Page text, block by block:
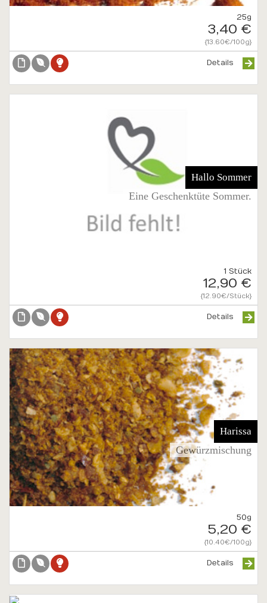
25g
3,40 €
{13.60€/100g}
Details
Hallo Sommer
Eine Geschenktüte Sommer.
1 Stück
12,90 €
{12.90€/Stück}
Details
Harissa
Gewürzmischung
50g
5,20 €
{10.40€/100g}
Details